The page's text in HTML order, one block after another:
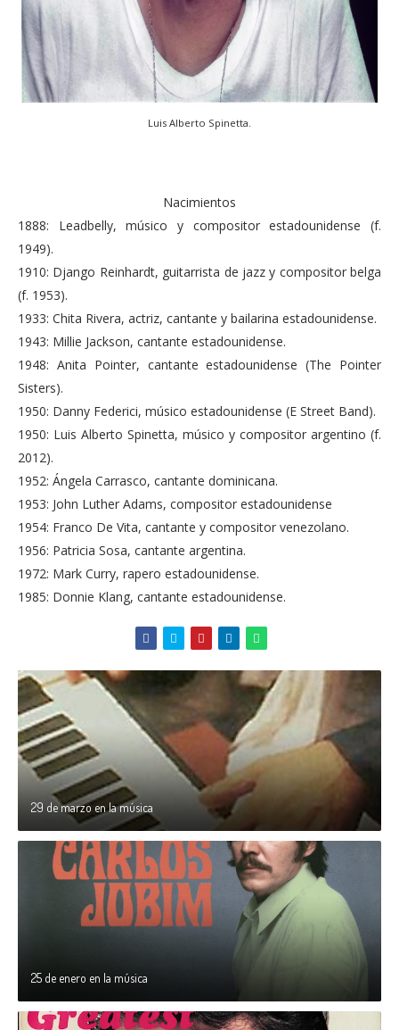
Luis Alberto Spinetta.
Nacimientos
1888: Leadbelly, músico y compositor estadounidense (f.
1949).
1910: Django Reinhardt, guitarrista de jazz y compositor belga
(f. 1953).
1933: Chita Rivera, actriz, cantante y bailarina estadounidense.
1943: Millie Jackson, cantante estadounidense.
1948: Anita Pointer, cantante estadounidense (The Pointer
Sisters).
1950: Danny Federici, músico estadounidense (E Street Band).
1950: Luis Alberto Spinetta, músico y compositor argentino (f.
2012).
1952: Ángela Carrasco, cantante dominicana.
1953: John Luther Adams, compositor estadounidense
1954: Franco De Vita, cantante y compositor venezolano.
1956: Patricia Sosa, cantante argentina.
1972: Mark Curry, rapero estadounidense.
1985: Donnie Klang, cantante estadounidense.
29 de marzo en la música
25 de enero en la música